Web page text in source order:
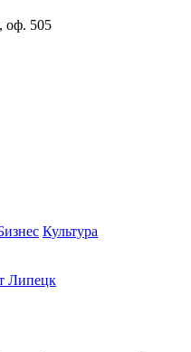
оф. 505
Культура
Липецк